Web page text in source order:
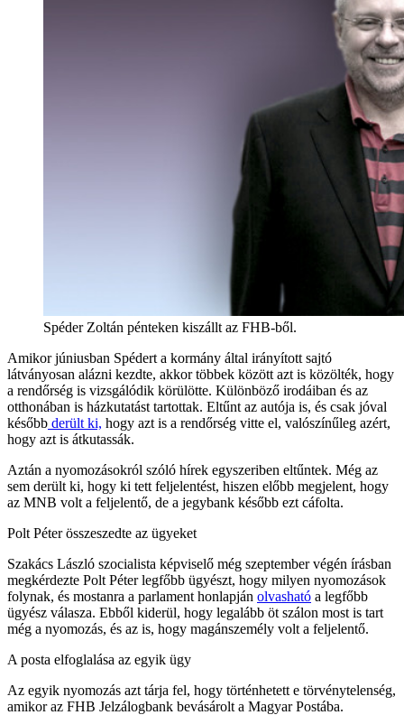
Spéder Zoltán pénteken kiszállt az FHB-ből.
Amikor júniusban Spédert a kormány által irányított sajtó
látványosan alázni kezdte, akkor többek között azt is közölték, hogy
a rendőrség is vizsgálódik körülötte. Különböző irodáiban és az
otthonában is házkutatást tartottak. Eltűnt az autója is, és csak jóval
később derült ki, hogy azt is a rendőrség vitte el, valószínűleg azért,
hogy azt is átkutassák.
Aztán a nyomozásokról szóló hírek egyszeriben eltűntek. Még az
sem derült ki, hogy ki tett feljelentést, hiszen előbb megjelent, hogy
az MNB volt a feljelentő, de a jegybank később ezt cáfolta.
Polt Péter összeszedte az ügyeket
Szakács László szocialista képviselő még szeptember végén írásban
megkérdezte Polt Péter legfőbb ügyészt, hogy milyen nyomozások
folynak, és mostanra a parlament honlapján olvasható a legfőbb
ügyész válasza. Ebből kiderül, hogy legalább öt szálon most is tart
még a nyomozás, és az is, hogy magánszemély volt a feljelentő.
A posta elfoglalása az egyik ügy
Az egyik nyomozás azt tárja fel, hogy történhetett e törvénytelenség,
amikor az FHB Jelzálogbank bevásárolt a Magyar Postába.